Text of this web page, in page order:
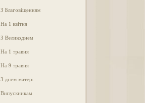
З Благовіщенням
На 1 квітня
З Великоднем
На 1 травня
На 9 травня
З днем матері
Випускникам